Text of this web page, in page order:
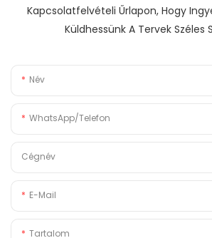
Kapcsolatfelvételi Űrlapon, Hogy
Küldhessünk A Tervek Széles
Név
WhatsApp/Telefon
Cégnév
E-Mail
Tartalom